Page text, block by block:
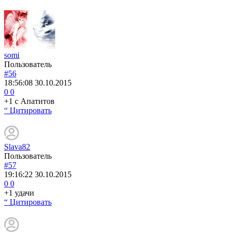
somi
Пользователь
#56
18:56:08 30.10.2015
0 0
+1 c Апатитов
“ Цитировать
Slava82
Пользователь
#57
19:16:22 30.10.2015
0 0
+1 удачи
“ Цитировать